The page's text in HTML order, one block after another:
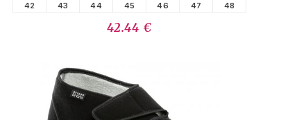
42 43 44 45 46 47 48
42.44 €